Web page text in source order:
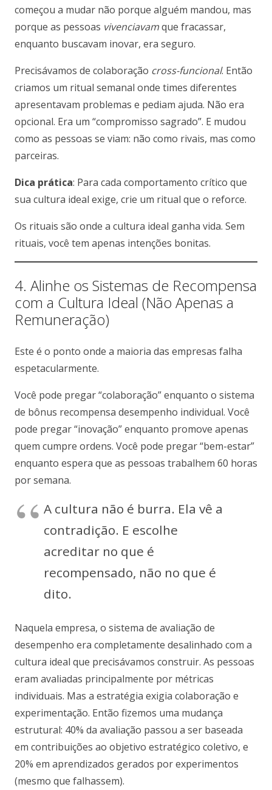
começou a mudar não porque alguém mandou, mas
porque as pessoas vivenciavamque fracassar,
enquanto buscavam inovar, era seguro.
Precisávamos de colaboração cross-funcional. Então
criamos um ritual semanal onde times diferentes
apresentavam problemas e pediam ajuda. Não era
opcional. Era um “compromisso sagrado”. E mudou
como as pessoas se viam: não como rivais, mas como
parceiras.
Dica prática: Para cada comportamento crítico que
sua cultura ideal exige, crie um ritual que o reforce.
Os rituais são onde a cultura ideal ganha vida. Sem
rituais, você tem apenas intenções bonitas.
4. Alinhe os Sistemas de Recompensa
com a Cultura Ideal (Não Apenas a
Remuneração)
Este é o ponto onde a maioria das empresas falha
espetacularmente.
Você pode pregar “colaboração” enquanto o sistema
de bônus recompensa desempenho individual. Você
pode pregar “inovação” enquanto promove apenas
quem cumpre ordens. Você pode pregar “bem-estar”
enquanto espera que as pessoas trabalhem 60 horas
por semana.
A cultura não é burra. Ela vê a
contradição. E escolhe
acreditar no que é
recompensado, não no que é
dito.
Naquela empresa, o sistema de avaliação de
desempenho era completamente desalinhado com a
cultura ideal que precisávamos construir. As pessoas
eram avaliadas principalmente por métricas
individuais. Mas a estratégia exigia colaboração e
experimentação. Então fizemos uma mudança
estrutural: 40% da avaliação passou a ser baseada
em contribuições ao objetivo estratégico coletivo, e
20% em aprendizados gerados por experimentos
(mesmo que falhassem).